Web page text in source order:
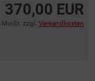
370,00 EUR
MwSt. zzgl. Versandkosten